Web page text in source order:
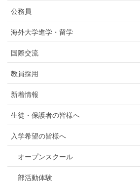
公務員
海外大学進学・留学
国際交流
教員採用
新着情報
生徒・保護者の皆様へ
入学希望の皆様へ
オープンスクール
部活動体験